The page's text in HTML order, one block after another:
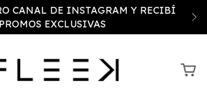
CANAL DE INSTAGRAM Y RECIBÍ
PROMOS EXCLUSIVAS